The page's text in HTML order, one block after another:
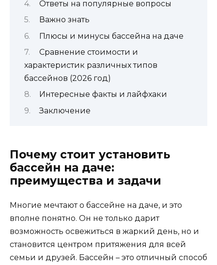
Ответы на популярные вопросы
Важно знать
Плюсы и минусы бассейна на даче
Сравнение стоимости и
характеристик различных типов
бассейнов (2026 год)
Интересные факты и лайфхаки
Заключение
Почему стоит установить
бассейн на даче:
преимущества и задачи
Многие мечтают о бассейне на даче, и это
вполне понятно. Он не только дарит
возможность освежиться в жаркий день, но и
становится центром притяжения для всей
семьи и друзей. Бассейн – это отличный способ